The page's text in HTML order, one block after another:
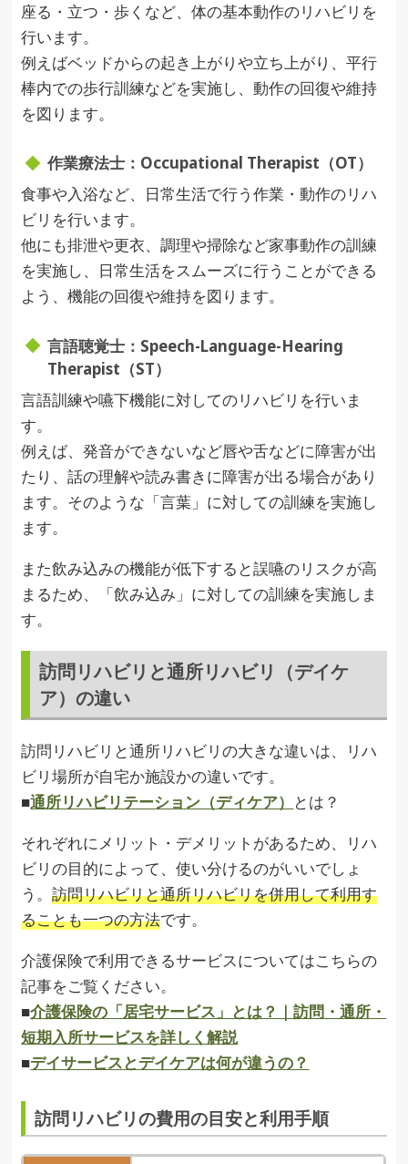
座る・立つ・歩くなど、体の基本動作のリハビリを
行います。
例えばベッドからの起き上がりや立ち上がり、平行
棒内での歩行訓練などを実施し、動作の回復や維持
を図ります。
作業療法士：Occupational Therapist（OT）
食事や入浴など、日常生活で行う作業・動作のリハ
ビリを行います。
他にも排泄や更衣、調理や掃除など家事動作の訓練
を実施し、日常生活をスムーズに行うことができる
よう、機能の回復や維持を図ります。
言語聴覚士：Speech-Language-Hearing
Therapist（ST）
言語訓練や嚥下機能に対してのリハビリを行いま
す。
例えば、発音ができないなど唇や舌などに障害が出
たり、話の理解や読み書きに障害が出る場合があり
ます。そのような「言葉」に対しての訓練を実施し
ます。
また飲み込みの機能が低下すると誤嚥のリスクが高
まるため、「飲み込み」に対しての訓練を実施しま
す。
訪問リハビリと通所リハビリ（デイケ
ア）の違い
訪問リハビリと通所リハビリの大きな違いは、リハ
ビリ場所が自宅か施設かの違いです。
■通所リハビリテーション（ディケア） とは？
それぞれにメリット・デメリットがあるため、リハ
ビリの目的によって、使い分けるのがいいでしょ
う。訪問リハビリと通所リハビリを併用して利用す
ることも一つの方法です。
介護保険で利用できるサービスについてはこちらの
記事をご覧ください。
■介護保険の「居宅サービス」とは？｜訪問・通所・
短期入所サービスを詳しく解説
■デイサービスとデイケアは何が違うの？
訪問リハビリの費用の目安と利用手順